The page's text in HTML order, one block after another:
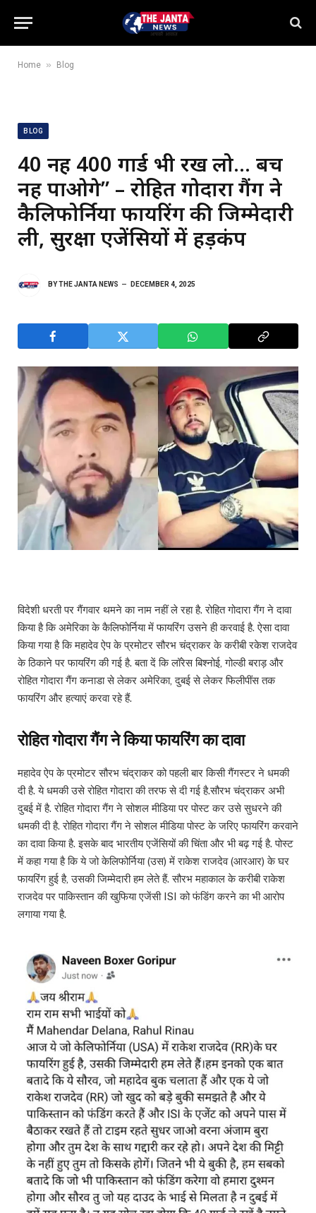
Home » Blog
BLOG
40 नहीं 400 गार्ड भी रख लो… बच
नहीं पाओगे” – रोहित गोदारा गैंग ने
कैलिफोर्निया फायरिंग की जिम्मेदारी
ली, सुरक्षा एजेंसियों में हड़कंप
BYTHE JANTA NEWS DECEMBER 4, 2025
विदेशी धरती पर गैंगवार थमने का नाम नहीं ले रहा है. रोहित गोदारा गैंग ने दावा
किया है कि अमेरिका के कैलिफोर्निया में फायरिंग उसने ही करवाई है. ऐसा दावा
किया गया है कि महादेव ऐप के प्रमोटर सौरभ चंद्राकर के करीबी रकेश राजदेव
के ठिकाने पर फायरिंग की गई है. बता दें कि लॉरेस बिश्नोई, गोल्डी बराड़ और
रोहित गोदारा गैंग कनाडा से लेकर अमेरिका, दुबई से लेकर फिलीपींस तक
फायरिंग और हत्याएं करवा रहे हैं.
रोहित गोदारा गैंग ने किया फायरिंग का दावा
महादेव ऐप के प्रमोटर सौरभ चंद्राकर को पहली बार किसी गैंगस्टर ने धमकी
दी है. ये धमकी उसे रोहित गोदारा की तरफ से दी गई है.सौरभ चंद्राकर अभी
दुबई में है. रोहित गोदारा गैंग ने सोशल मीडिया पर पोस्ट कर उसे सुधरने की
धमकी दी है. रोहित गोदारा गैंग ने सोशल मीडिया पोस्ट के जरिए फायरिंग करवाने
का दावा किया है. इसके बाद भारतीय एजेंसियों की चिंता और भी बढ़ गई है. पोस्ट
में कहा गया है कि ये जो केलिफोर्निया (उस) में राकेश राजदेव (आरआर) के घर
फायरिंग हुई है, उसकी जिम्मेदारी हम लेते हैं. सौरभ महाकाल के करीबी राकेश
राजदेव पर पाकिस्तान की खुफिया एजेंसी ISI को फंडिंग करने का भी आरोप
लगाया गया है.